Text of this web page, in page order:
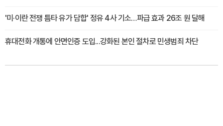
'미·이란 전쟁 틈타 유가 담합' 정유 4사 기소…파급 효과 26조 원 달해
휴대전화 개통에 안면인증 도입...강화된 본인 절차로 민생범죄 차단